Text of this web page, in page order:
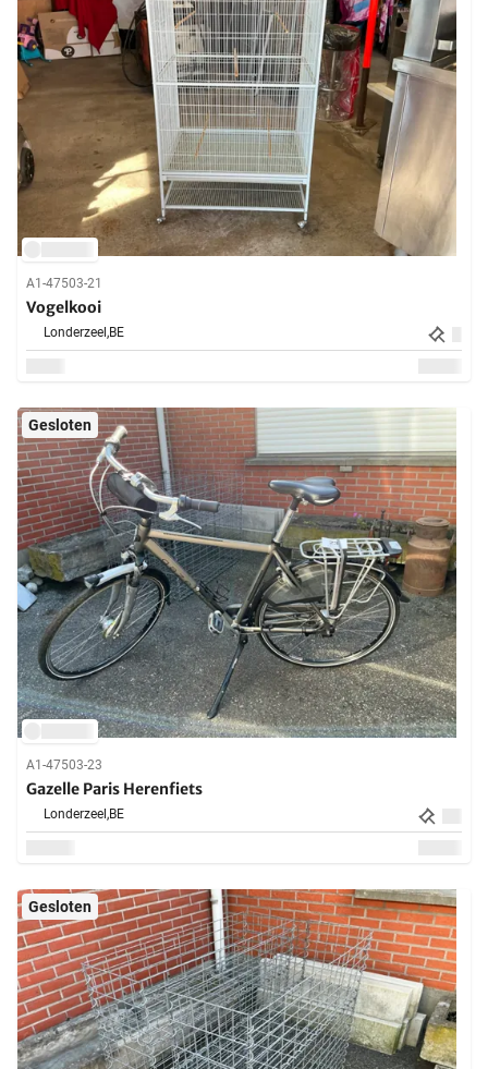
A1-47503-21
Vogelkooi
Londerzeel,BE
Gesloten
A1-47503-23
Gazelle Paris Herenfiets
Londerzeel,BE
Gesloten